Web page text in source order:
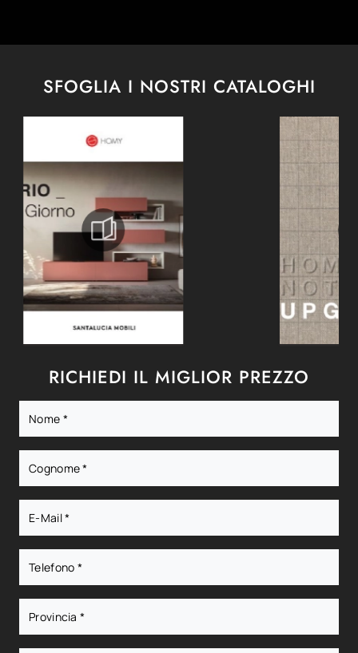
SFOGLIA I NOSTRI CATALOGHI
RICHIEDI IL MIGLIOR PREZZO